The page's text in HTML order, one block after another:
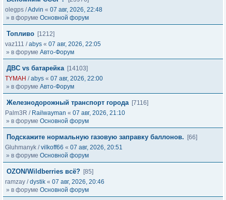
olegps /Advin « 07 авг, 2026, 22:48
» в форуме Основной форум
Топливо [1212]
vaz111 /abys « 07 авг, 2026, 22:05
» в форуме Авто-Форум
ДВС vs батарейка [14103]
TYMAH /abys « 07 авг, 2026, 22:00
» в форуме Авто-Форум
Железнодорожный транспорт города [7116]
Palm3R / Railwayman « 07 авг, 2026, 21:10
» в форуме Основной форум
Подскажите нормальную газовую заправку баллонов.
[66]
Gluhmanyk /vilkoff66 « 07 авг, 2026, 20:51
» в форуме Основной форум
OZON/Wildberries всё? [85]
ramzay /dystik « 07 авг, 2026, 20:46
» в форуме Основной форум